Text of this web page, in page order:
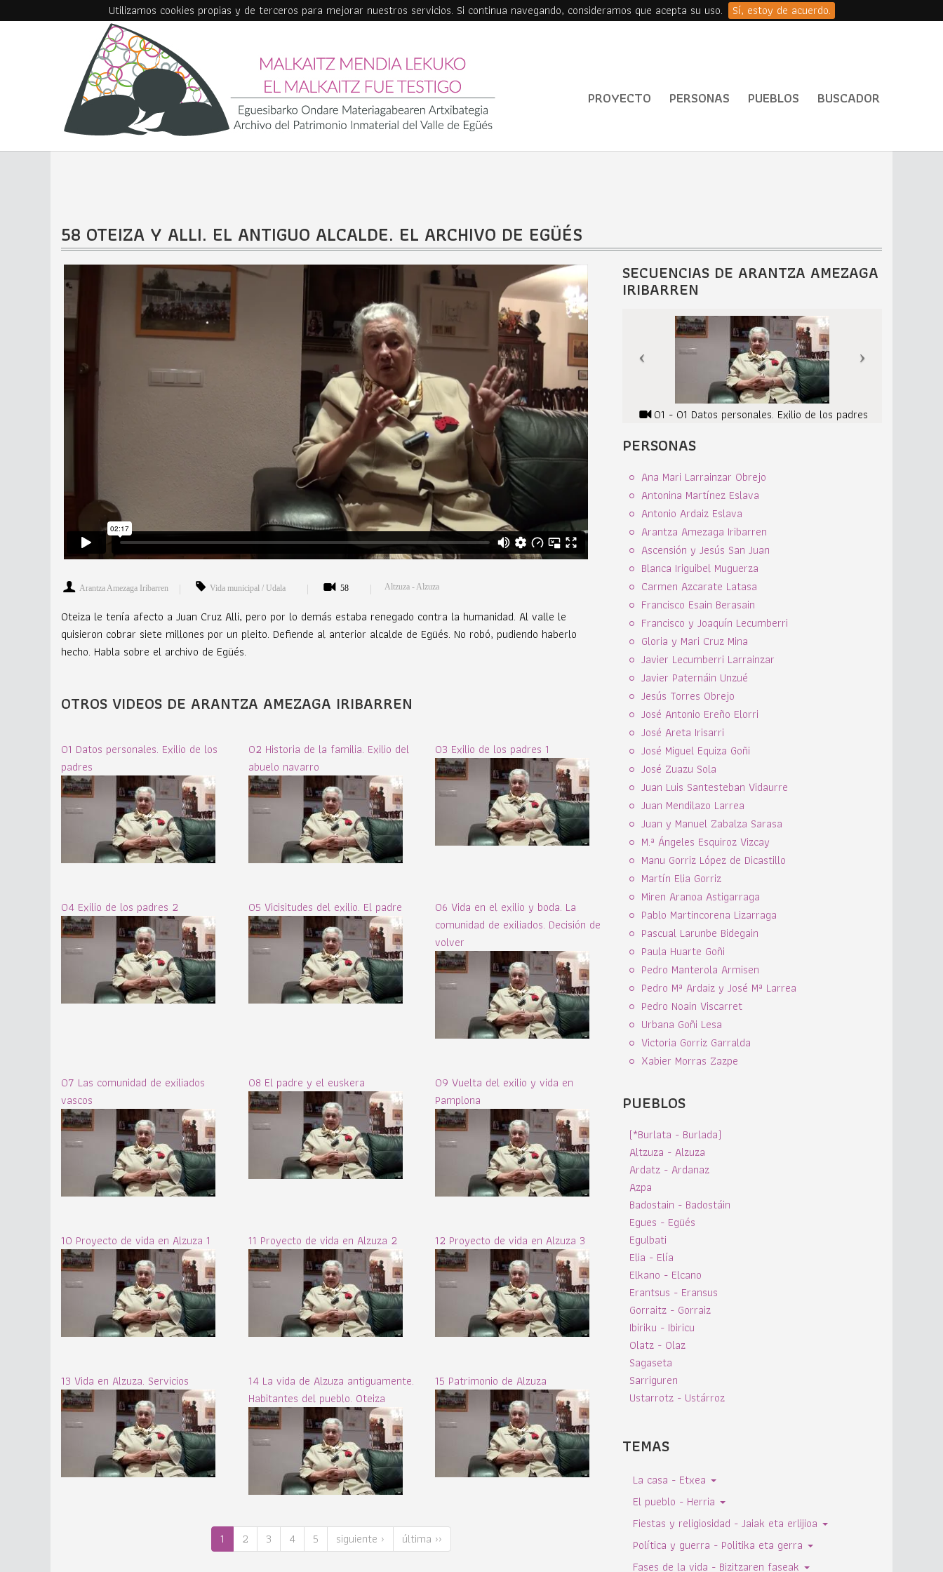
Utilizamos cookies propias y de terceros para mejorar nuestros servicios. Si continua navegando, consideramos que acepta su uso.
Sí, estoy de acuerdo.
PROYECTO PERSONAS PUEBLOS BUSCADOR
58 OTEIZA Y ALLI. EL ANTIGUO ALCALDE. EL ARCHIVO DE EGÜÉS
Arantza Amezaga Iribarren Vida municipal / Udala 58 Altzuza - Alzuza
Oteiza le tenía afecto a Juan Cruz Alli, pero por lo demás estaba renegado contra la humanidad. Al valle le
quisieron cobrar siete millones por un pleito. Defiende al anterior alcalde de Egüés. No robó, pudiendo haberlo
hecho. Habla sobre el archivo de Egüés.
OTROS VIDEOS DE ARANTZA AMEZAGA IRIBARREN
01 Datos personales. Exilio de los
padres
02 Historia de la familia. Exilio del
abuelo navarro
03 Exilio de los padres 1
04 Exilio de los padres 2 05 Vicisitudes del exilio. El padre
06 Vida en el exilio y boda. La
comunidad de exiliados. Decisión de
volver
07 Las comunidad de exiliados
vascos
08 El padre y el euskera
09 Vuelta del exilio y vida en
Pamplona
10 Proyecto de vida en Alzuza 1 11 Proyecto de vida en Alzuza 2 12 Proyecto de vida en Alzuza 3
13 Vida en Alzuza. Servicios
14 La vida de Alzuza antiguamente.
Habitantes del pueblo. Oteiza
15 Patrimonio de Alzuza
1 2 3 4 5 siguiente › última ››
SECUENCIAS DE ARANTZA AMEZAGA
IRIBARREN
01 - 01 Datos personales. Exilio de los padres
PERSONAS
Ana Mari Larrainzar Obrejo
Antonina Martínez Eslava
Antonio Ardaiz Eslava
Arantza Amezaga Iribarren
Ascensión y Jesús San Juan
Blanca Iriguibel Muguerza
Carmen Azcarate Latasa
Francisco Esain Berasain
Francisco y Joaquín Lecumberri
Gloria y Mari Cruz Mina
Javier Lecumberri Larrainzar
Javier Paternáin Unzué
Jesús Torres Obrejo
José Antonio Ereño Elorri
José Areta Irisarri
José Miguel Equiza Goñi
José Zuazu Sola
Juan Luis Santesteban Vidaurre
Juan Mendilazo Larrea
Juan y Manuel Zabalza Sarasa
M.ª Ángeles Esquiroz Vizcay
Manu Gorriz López de Dicastillo
Martín Elia Gorriz
Miren Aranoa Astigarraga
Pablo Martincorena Lizarraga
Pascual Larunbe Bidegain
Paula Huarte Goñi
Pedro Manterola Armisen
Pedro Mª Ardaiz y José Mª Larrea
Pedro Noain Viscarret
Urbana Goñi Lesa
Victoria Gorriz Garralda
Xabier Morras Zazpe
PUEBLOS
(*Burlata - Burlada)
Altzuza - Alzuza
Ardatz - Ardanaz
Azpa
Badostain - Badostáin
Egues - Egüés
Egulbati
Elia - Elía
Elkano - Elcano
Erantsus - Eransus
Gorraitz - Gorraiz
Ibiriku - Ibiricu
Olatz - Olaz
Sagaseta
Sarriguren
Ustarrotz - Ustárroz
TEMAS
La casa - Etxea
El pueblo - Herria
Fiestas y religiosidad - Jaiak eta erlijioa
Política y guerra - Politika eta gerra
Fases de la vida - Bizitzaren faseak